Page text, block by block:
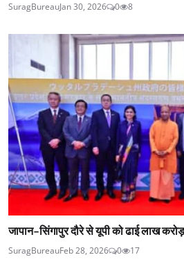
SuragBureauJan 30, 2026 0 8
जापान-सिंगापुर दौरे से यूपी को ढाई लाख
SuragBureauFeb 28, 2026 0 17